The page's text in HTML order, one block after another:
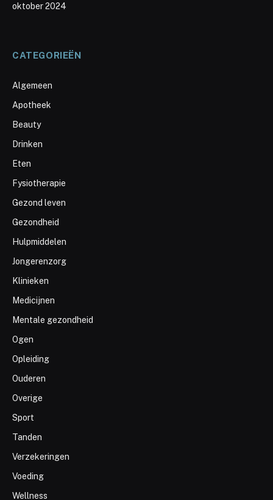
oktober 2024
CATEGORIEËN
Algemeen
Apotheek
Beauty
Drinken
Eten
Fysiotherapie
Gezond leven
Gezondheid
Hulpmiddelen
Jongerenzorg
Klinieken
Medicijnen
Mentale gezondheid
Ogen
Opleiding
Ouderen
Overige
Sport
Tanden
Verzekeringen
Voeding
Wellness